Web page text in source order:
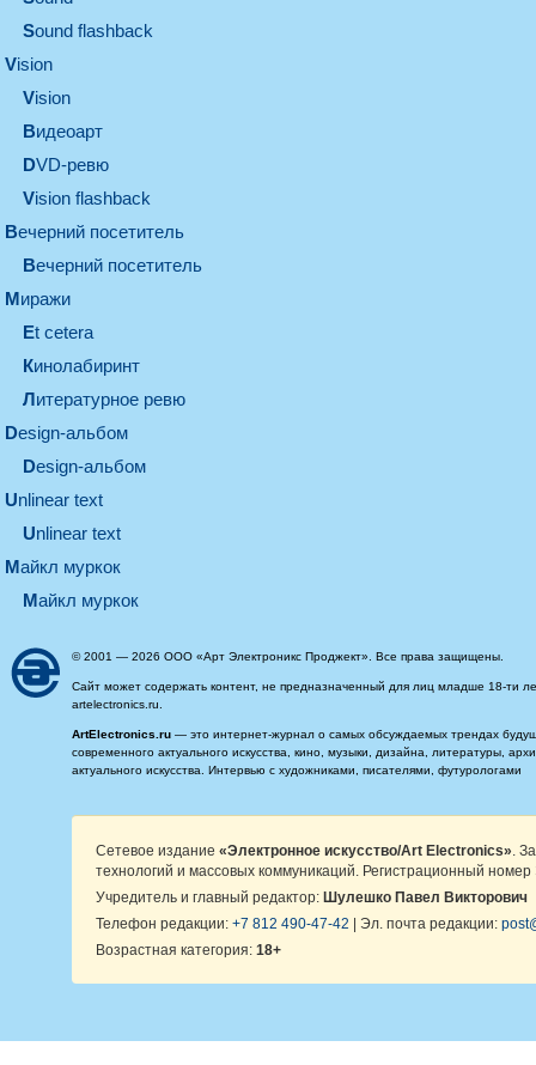
Sound flashback
vision
vision
видеоарт
DVD-ревю
Vision flashback
вечерний посетитель
вечерний посетитель
миражи
et cetera
кинолабиринт
литературное ревю
design-альбом
design-альбом
unlinear text
Unlinear text
майкл муркок
майкл муркок
© 2001 — 2026 ООО «Арт Электроникс Проджект». Все права защищены.
Сайт может содержать контент, не предназначенный для лиц младше 18-ти
artelectronics.ru.
ArtElectronics.ru — это интернет-журнал о самых обсуждаемых трендах
современного актуального искусства, кино, музыки, дизайна, литературы,
актуального искусства. Интервью с художниками, писателями, футурологами
Сетевое издание «Электронное искусство/Art Electronics» .
технологий и массовых коммуникаций. Регистрационный
Учредитель и главный редактор: Шулешко Павел Викторович
Телефон редакции: +7 812 490-47-42 | Эл. почта редакции:
Возрастная категория: 18+